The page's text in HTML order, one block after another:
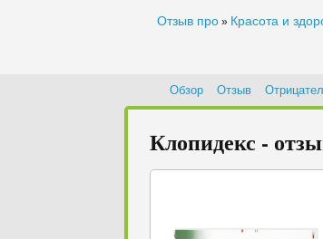
Отзыв про » Красота и
Обзор Отзыв
Клопидекс -